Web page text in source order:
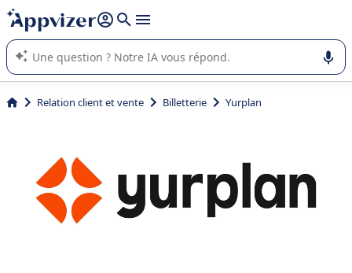
répondre (plusieurs lignes avec
L'IA de Appvizer vous guide dans l'utilisation ou la sélection de
logiciel SaaS en entreprise.
Relation client et vente Billetterie Yurplan